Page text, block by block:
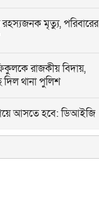
রহস্যজনক মৃত্যু, পরিবারের
রাজকীয় বিদায়,
দিল থানা পুলিশ
আসতে হবে: ডিআইজি
মানববন্ধন